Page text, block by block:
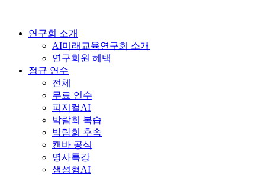
연구회 소개
AI미래교육연구회 소개
연구회원 혜택
정규 연수
전체
무료 연수
피지컬AI
박람회 복습
박람회 후속
캔바 공식
명사특강
생성형AI